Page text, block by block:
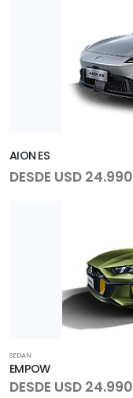
AION ES
DESDE USD 24.990
SEDAN
EMPOW
DESDE USD 24.990